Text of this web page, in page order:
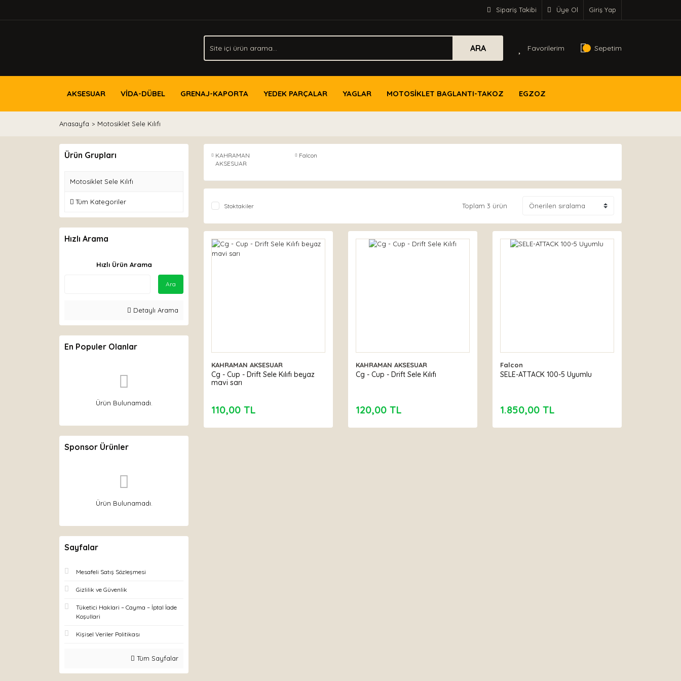
Sipariş Takibi Üye Ol Giriş Yap
ARA Favorilerim Sepetim
AKSESUAR VİDA-DÜBEL GRENAJ-KAPORTA YEDEK PARÇALAR YAGLAR MOTOSİKLET BAGLANTI-TAKOZ EGZOZ
Anasayfa Motosiklet Sele Kılıfı
Ürün Grupları
Motosiklet Sele Kılıfı
Tüm Kategoriler
Hızlı Arama
Hızlı Ürün Arama
Ara
Detaylı Arama
En Populer Olanlar
Ürün Bulunamadı.
Sponsor Ürünler
Ürün Bulunamadı.
Sayfalar
Mesafeli Satış Sözleşmesi
Gizlilik ve Güvenlik
Tüketici Haklari – Cayma – İptal İade
Koşullari
Kişisel Veriler Politikası
Tüm Sayfalar
KAHRAMAN
AKSESUAR
Falcon
Stoktakiler Toplam 3 ürün
KAHRAMAN AKSESUAR
Cg - Cup - Drift Sele Kılıfı beyaz
mavi sarı
110,00 TL
KAHRAMAN AKSESUAR
Cg - Cup - Drift Sele Kılıfı
120,00 TL
Falcon
SELE-ATTACK 100-5 Uyumlu
1.850,00 TL